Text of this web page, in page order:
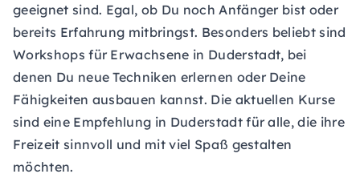
geeignet sind. Egal, ob Du noch Anfänger bist oder
bereits Erfahrung mitbringst. Besonders beliebt sind
Workshops für Erwachsene in Duderstadt, bei
denen Du neue Techniken erlernen oder Deine
Fähigkeiten ausbauen kannst. Die aktuellen Kurse
sind eine Empfehlung in Duderstadt für alle, die ihre
Freizeit sinnvoll und mit viel Spaß gestalten
möchten.